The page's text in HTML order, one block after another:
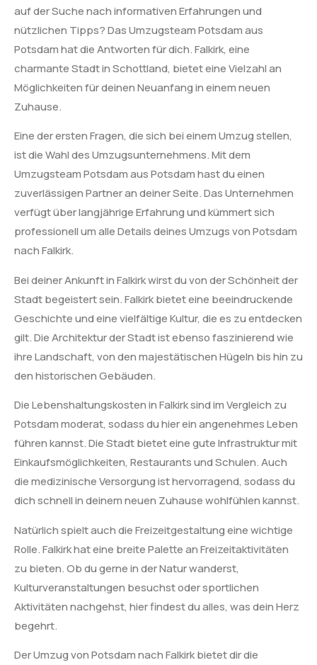
auf der Suche nach informativen Erfahrungen und
nützlichen Tipps? Das Umzugsteam Potsdam aus
Potsdam hat die Antworten für dich. Falkirk, eine
charmante Stadt in Schottland, bietet eine Vielzahl an
Möglichkeiten für deinen Neuanfang in einem neuen
Zuhause.
Eine der ersten Fragen, die sich bei einem Umzug stellen,
ist die Wahl des Umzugsunternehmens. Mit dem
Umzugsteam Potsdam aus Potsdam hast du einen
zuverlässigen Partner an deiner Seite. Das Unternehmen
verfügt über langjährige Erfahrung und kümmert sich
professionell um alle Details deines Umzugs von Potsdam
nach Falkirk.
Bei deiner Ankunft in Falkirk wirst du von der Schönheit der
Stadt begeistert sein. Falkirk bietet eine beeindruckende
Geschichte und eine vielfältige Kultur, die es zu entdecken
gilt. Die Architektur der Stadt ist ebenso faszinierend wie
ihre Landschaft, von den majestätischen Hügeln bis hin zu
den historischen Gebäuden.
Die Lebenshaltungskosten in Falkirk sind im Vergleich zu
Potsdam moderat, sodass du hier ein angenehmes Leben
führen kannst. Die Stadt bietet eine gute Infrastruktur mit
Einkaufsmöglichkeiten, Restaurants und Schulen. Auch
die medizinische Versorgung ist hervorragend, sodass du
dich schnell in deinem neuen Zuhause wohlfühlen kannst.
Natürlich spielt auch die Freizeitgestaltung eine wichtige
Rolle. Falkirk hat eine breite Palette an Freizeitaktivitäten
zu bieten. Ob du gerne in der Natur wanderst,
Kulturveranstaltungen besuchst oder sportlichen
Aktivitäten nachgehst, hier findest du alles, was dein Herz
begehrt.
Der Umzug von Potsdam nach Falkirk bietet dir die